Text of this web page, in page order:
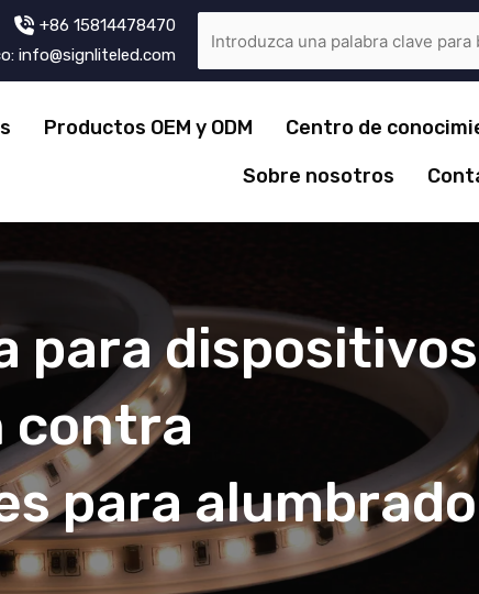
+86 15814478470
info@signliteled.com
Productos OEM y ODM
Centro de
Sobre nosotros
para dispositivos
contra
para alumbrado